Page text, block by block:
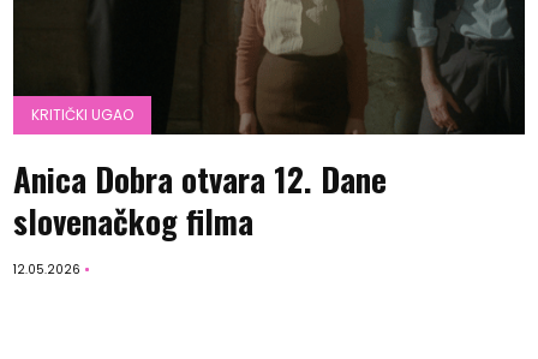
KRITIČKI UGAO
Anica Dobra otvara 12. Dane
slovenačkog filma
12.05.2026